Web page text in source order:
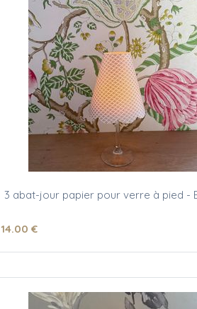
3 abat-jour papier pour verre à pied -
14.00 €